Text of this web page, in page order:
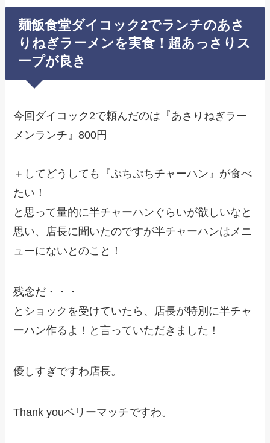
麺飯食堂ダイコック2でランチのあさ
りねぎラーメンを実食！超あっさりス
ープが良き
今回ダイコック2で頼んだのは『あさりねぎラー
メンランチ』800円
＋してどうしても『ぷちぷちチャーハン』が食べ
たい！
と思って量的に半チャーハンぐらいが欲しいなと
思い、店長に聞いたのですが半チャーハンはメニ
ューにないとのこと！
残念だ・・・
とショックを受けていたら、店長が特別に半チャ
ーハン作るよ！と言っていただきました！
優しすぎですわ店長。
Thank youベリーマッチですわ。